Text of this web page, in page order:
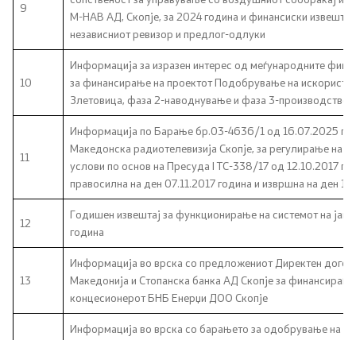
Канцеларија на портпарол
Медија центар
Отворена Влада
Отчетност
Финансии
Сервисни информации
Антикорупција
Организација и систематизација
9
М-НАВ АД, Скопје, за 2024 година и финансиски
независниот ревизор и предлог-одлуки
10
Информација за изразен интерес од меѓународните
за финансирање на проектот Подобрување на
Злетовица, фаза 2-наводнување и фаза 3-производство
11
Информација по Барање бр.03-4636/1 од 16.07.2025
Македонска радиотелевизија Скопје, за регулирање на
услови по основ на Пресуда I ТС-338/17 од 12.10.2017
правосилна на ден 07.11.2017 година и извршна на ден
12
Годишен извештај за функционирање на системот на
година
13
Информација во врска со предложениот Директен
Македонија и Стопанска банка АД Скопје за
концесионерот БНБ Енерџи ДОО Скопје
Информација во врска со барањето за одобрување на